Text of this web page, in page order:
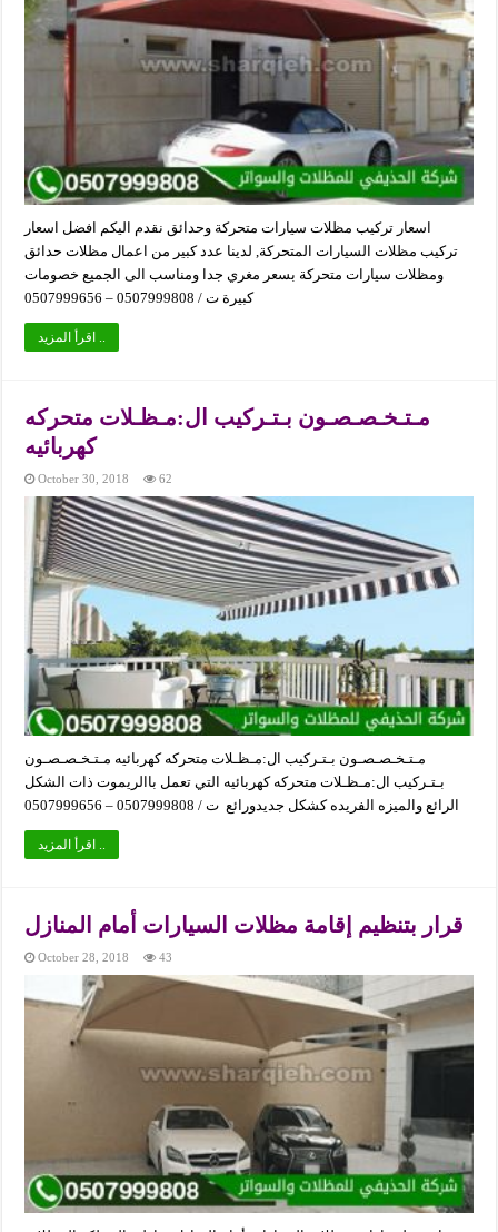
اسعار تركيب مظلات سيارات متحركة وحدائق نقدم اليكم افضل اسعار
تركيب مظلات السيارات المتحركة, لدينا عدد كبير من اعمال مظلات حدائق
ومظلات سيارات متحركة بسعر مغري جدا ومناسب الى الجميع خصومات
كبيرة ت / 0507999808 – 0507999656
اقرأ المزيد ..
مـتـخـصـصـون بـتـركيب ال:مـظـلات متحركه
كهربائيه
October 30, 2018 62
مـتـخـصـصـون بـتـركيب ال:مـظـلات متحركه كهربائيه مـتـخـصـصـون
بـتـركيب ال:مـظـلات متحركه كهربائيه التي تعمل باالريموت ذات الشكل
الرائع والميزه الفريده كشكل جديدورائع ت / 0507999808 – 0507999656
قرار بتنظيم إقامة مظلات السيارات أمام المنازل
October 28, 2018 43